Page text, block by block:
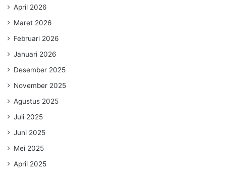
April 2026
Maret 2026
Februari 2026
Januari 2026
Desember 2025
November 2025
Agustus 2025
Juli 2025
Juni 2025
Mei 2025
April 2025